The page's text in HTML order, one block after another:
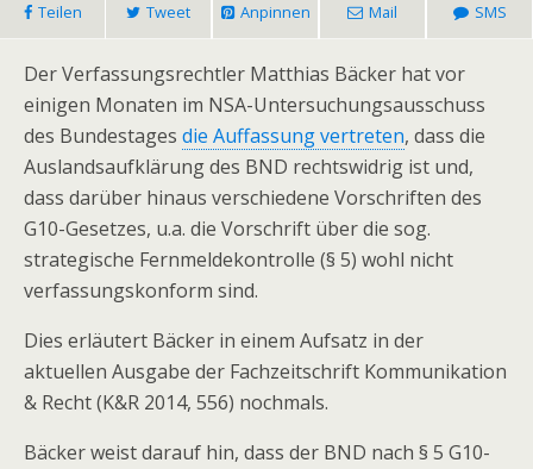
Teilen Tweet Anpinnen Mail SMS
Der Verfassungsrechtler Matthias Bäcker hat vor
einigen Monaten im NSA-Untersuchungsausschuss
des Bundestages die Auffassung vertreten, dass die
Auslandsaufklärung des BND rechtswidrig ist und,
dass darüber hinaus verschiedene Vorschriften des
G10-Gesetzes, u.a. die Vorschrift über die sog.
strategische Fernmeldekontrolle (§ 5) wohl nicht
verfassungskonform sind.
Dies erläutert Bäcker in einem Aufsatz in der
aktuellen Ausgabe der Fachzeitschrift Kommunikation
& Recht (K&R 2014, 556) nochmals.
Bäcker weist darauf hin, dass der BND nach § 5 G10-